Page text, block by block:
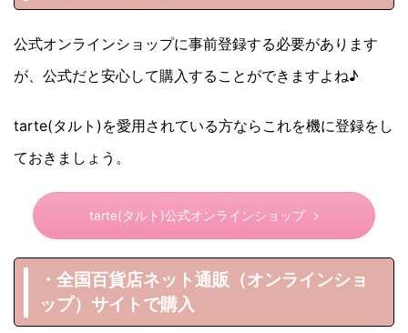
公式オンラインショップに事前登録する必要があります
が、公式だと安心して購入することができますよね♪
tarte(タルト)を愛用されている方ならこれを機に登録をし
ておきましょう。
tarte(タルト)公式オンラインショップ
・全国百貨店ネット通販（オンラインショ
ップ）サイトで購入